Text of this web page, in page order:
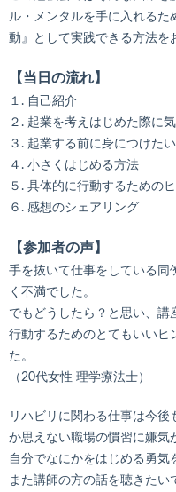
ル・メンタルを手に入れるた
動』として実践できる方法を
【当日の流れ】
１. 自己紹介
２. 起業を考えはじめた際に
３. 起業する前に身につけた
４. 小さくはじめる方法
５. 具体的に行動するための
６. 感想のシェアリング
【参加者の声】
手を抜いて仕事をしている同
く不満でした。
でもどうしたら？と思い、講
行動するためのとてもいいヒ
た。
（20代女性 理学療法士）
リハビリに関わる仕事は今
か思えない職場の慣習に嫌気
自分でなにかをはじめる勇気
また講師の方の話を聴きたい